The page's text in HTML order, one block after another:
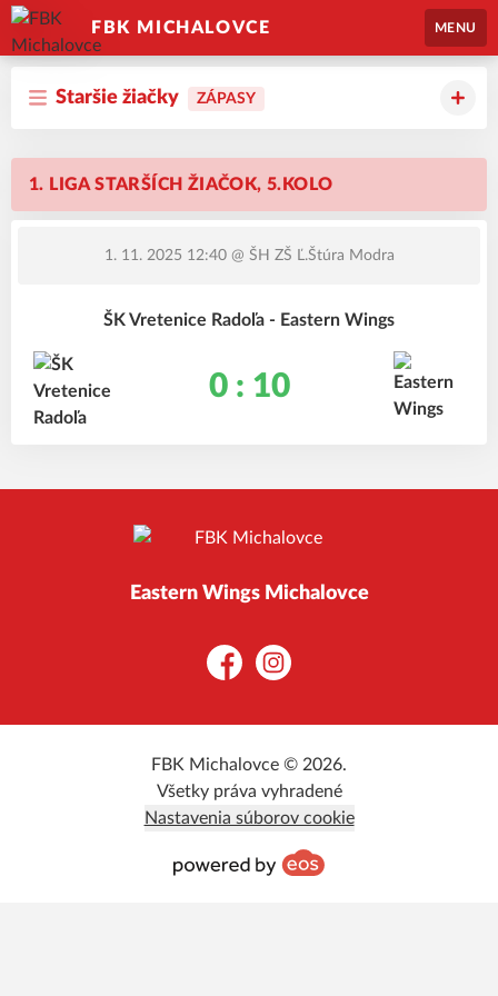
FBK MICHALOVCE MENU
Staršie žiačky ZÁPASY
1. LIGA STARŠÍCH ŽIAČOK, 5.KOLO
1. 11. 2025 12:40@ ŠH ZŠ Ľ.Štúra Modra
ŠK Vretenice Radoľa - Eastern Wings
0 : 10
Eastern Wings Michalovce
FacebookInstagram
FBK Michalovce © 2026.
Všetky práva vyhradené
Nastavenia súborov cookie